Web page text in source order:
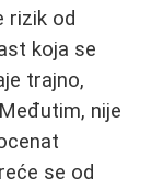
rizik od
koja se
trajno,
nije
se od